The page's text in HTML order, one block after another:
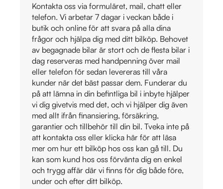
Kontakta oss via formuläret, mail, chatt eller
telefon. Vi arbetar 7 dagar i veckan både i
butik och online för att svara på alla dina
frågor och hjälpa dig med ditt bilköp. Behovet
av begagnade bilar är stort och de flesta bilar i
dag reserveras med handpenning över mail
eller telefon för sedan levereras till våra
kunder när det bäst passar dem. Funderar du
på att lämna in din befintliga bil i inbyte hjälper
vi dig givetvis med det, och vi hjälper dig även
med allt ifrån finansiering, försäkring,
garantier och tillbehör till din bil. Tveka inte på
att kontakta oss eller klicka här för att läsa
mer om hur ett bilköp hos oss kan gå till. Du
kan som kund hos oss förvänta dig en enkel
och trygg affär där vi finns för dig både före,
under och efter ditt bilköp.